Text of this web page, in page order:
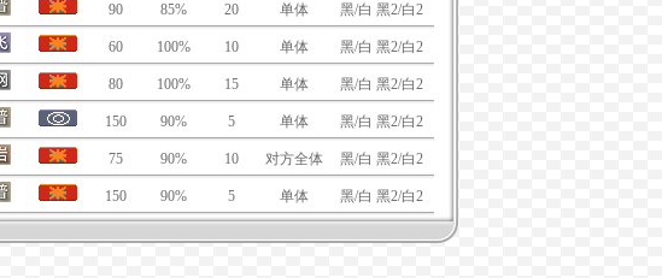
90 85% 20 单体 黑/白 黑2/白2
60 100% 10 单体 黑/白 黑2/白2
80 100% 15 单体 黑/白 黑2/白2
150 90% 5 单体 黑/白 黑2/白2
75 90% 10 对方全体 黑/白 黑2/白2
150 90% 5 单体 黑/白 黑2/白2